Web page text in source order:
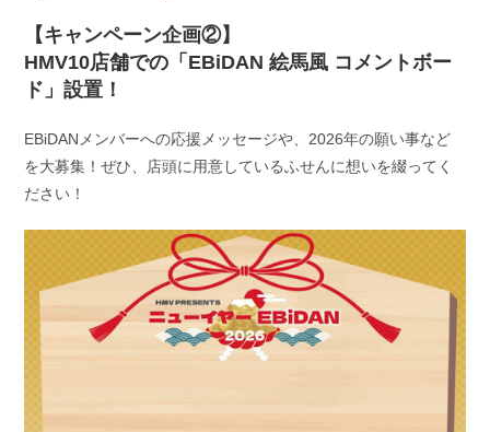
【キャンペーン企画②】
HMV10店舗での「EBiDAN 絵馬風 コメントボー
ド」設置！
EBiDANメンバーへの応援メッセージや、2026年の願い事など
を大募集！ぜひ、店頭に用意しているふせんに想いを綴ってく
ださい！